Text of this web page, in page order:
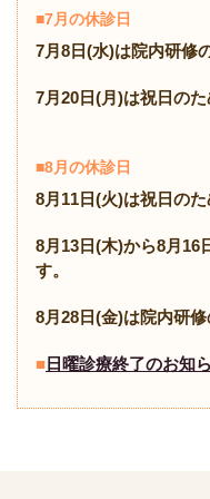
■7月の休診日
7月8日(水)は院内研修
7月20日(月)は祝日のた
■8月の休診日
8月11日(火)は祝日のた
8月13日(木)から8月16
す。
8月28日(金)は院内研
■ 日曜診療終了のお知